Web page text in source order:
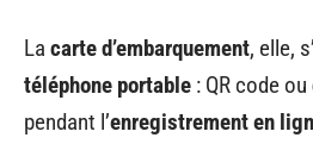
La carte d’embarquement, elle,
téléphone portable : QR code ou
pendant l’enregistrement en